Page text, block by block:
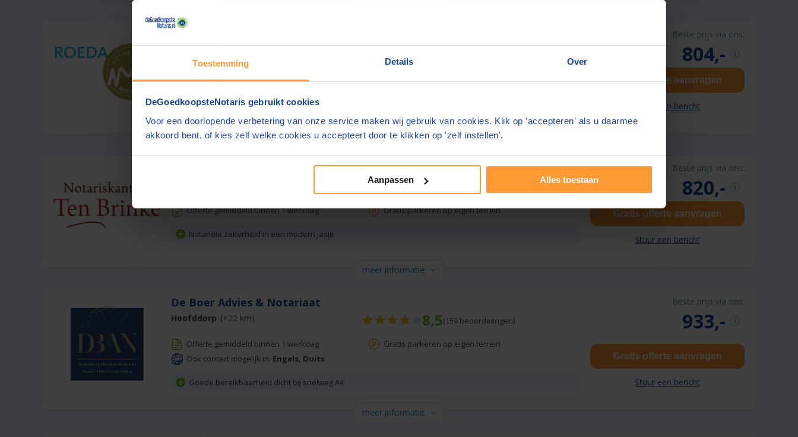
Toestemming Details Over
DeGoedkoopsteNotaris gebruikt cookies
Voor een doorlopende verbetering van onze service maken wij gebruik van cookies. Klik op 'accepteren' als u daarmee
akkoord bent, of kies zelf welke cookies u accepteert door te klikken op 'zelf instellen'.
Aanpassen Alles toestaan
meer informatie
Beste prijs via ons:
804,-
8,8
Gratis offerte aanvragen
Stuur een bericht
meer informatie
Beste prijs via ons:
820,-
Notariskantoor Ten Brinke
9,1
Offerte gemiddeld binnen 1 werkdag Gratis parkeren op eigen terrein
Notariële zekerheid in een modern jasje
Gratis offerte aanvragen
Stuur een bericht
meer informatie
Beste prijs via ons:
933,-
De Boer Advies & Notariaat
8,5(159 beoordelingen)
Hoofddorp (+22 km)
Offerte gemiddeld binnen 1 werkdag
Gratis parkeren op eigen terrein
Ook contact mogelijk in: Engels, Duits
Goede bereikbaarheid dicht bij snelweg A4
Gratis offerte aanvragen
Stuur een bericht
meer informatie